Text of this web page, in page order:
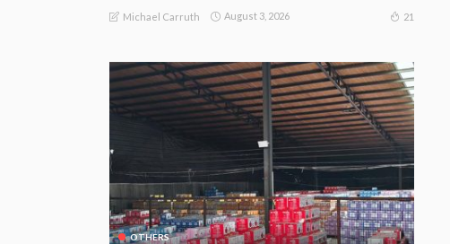
Michael Carruth August 3, 2026 21
OTHERS